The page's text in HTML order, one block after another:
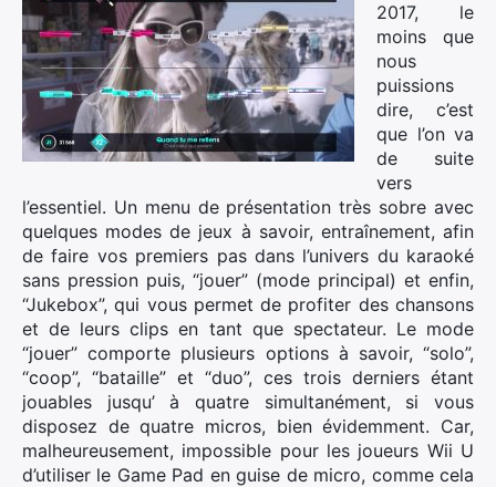
2017, le
moins que
nous
puissions
dire, c’est
que l’on va
de suite
vers
l’essentiel. Un menu de présentation très sobre avec
quelques modes de jeux à savoir, entraînement, afin
de faire vos premiers pas dans l’univers du karaoké
sans pression puis, “jouer” (mode principal) et enfin,
“Jukebox”, qui vous permet de profiter des chansons
et de leurs clips en tant que spectateur. Le mode
“jouer” comporte plusieurs options à savoir, “solo”,
“coop”, “bataille” et “duo”, ces trois derniers étant
jouables jusqu’ à quatre simultanément, si vous
disposez de quatre micros, bien évidemment. Car,
malheureusement, impossible pour les joueurs Wii U
d’utiliser le Game Pad en guise de micro, comme cela